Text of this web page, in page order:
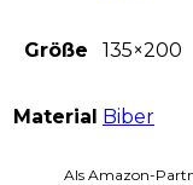
Größe 135×200
Material Biber
Als Amazon-